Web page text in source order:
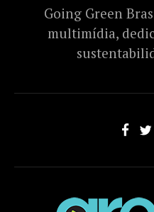
Going Green
multimídia,